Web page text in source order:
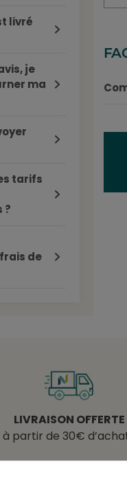
livré
je
ma
tarifs
?
de
LIVRAISON OFFERTE
à partir de 30€